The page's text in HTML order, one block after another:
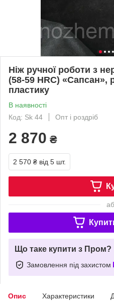
Ніж ручної роботи з
(58-59 HRC) «Сапсан»,
пластику
В наявності
Код: Sk 44
Опт і роздріб
2 870 ₴
2 570 ₴ від 5 шт.
Що таке купити з Пром?
Замовлення під захистом
Опис Характеристики